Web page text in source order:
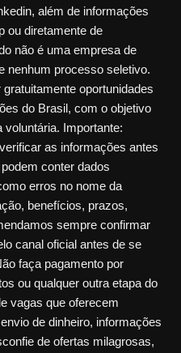
além de informações
ou diretamente de
não é uma empresa de
nenhum processo seletivo.
oportunidades
do Brasil, com o objetivo
voluntária. Importante:
as informações antes
conter dados
erros no nome da
benefícios, prazos,
sempre confirmar
canal oficial antes de se
faça pagamento por
ou qualquer outra etapa do
vagas que oferecem
de dinheiro, informações
de ofertas milagrosas,